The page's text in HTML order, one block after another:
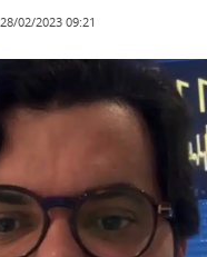
28/02/2023 09:21